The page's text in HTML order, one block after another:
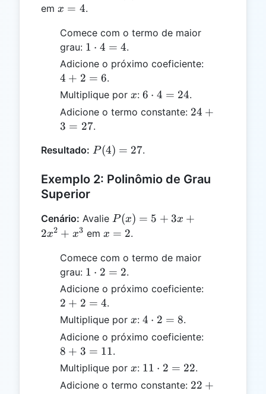
2x
+
x^2
em x
4
x = 4.
Comece com o termo de maior
grau: 1
\cdot
4 = 4
1 ⋅ 4 = 4.
Adicione o próximo coeficiente:
6
4 + 2 = 6.
Multiplique por x
x: 6
\cdot
6 ⋅ 4 = 24.
Adicione o termo constante: 24
24 +
3 = 27.
Resultado: P(4)
27
P(4) = 27.
Exemplo 2: Polinômio de Grau
Superior
Cenário: Avalie P(x)
= 5
+
2x^2
+
P(x) = 5 + 3x +
2x2 + x3 em x
2
x = 2.
Comece com o termo de maior
grau: 1
\cdot
2 = 2
1 ⋅ 2 = 2.
Adicione o próximo coeficiente:
2 + 2 = 4.
Multiplique por x
x: 4
\cdot
4 ⋅ 2 = 8.
Adicione o próximo coeficiente:
11
8 + 3 = 11.
Multiplique por x
x: 11
\cdot
11 ⋅ 2 = 22.
Adicione o termo constante: 22
22 +